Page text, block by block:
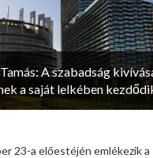
A szabadság
a saját lelkében
23-a előestéjén emlékezik a